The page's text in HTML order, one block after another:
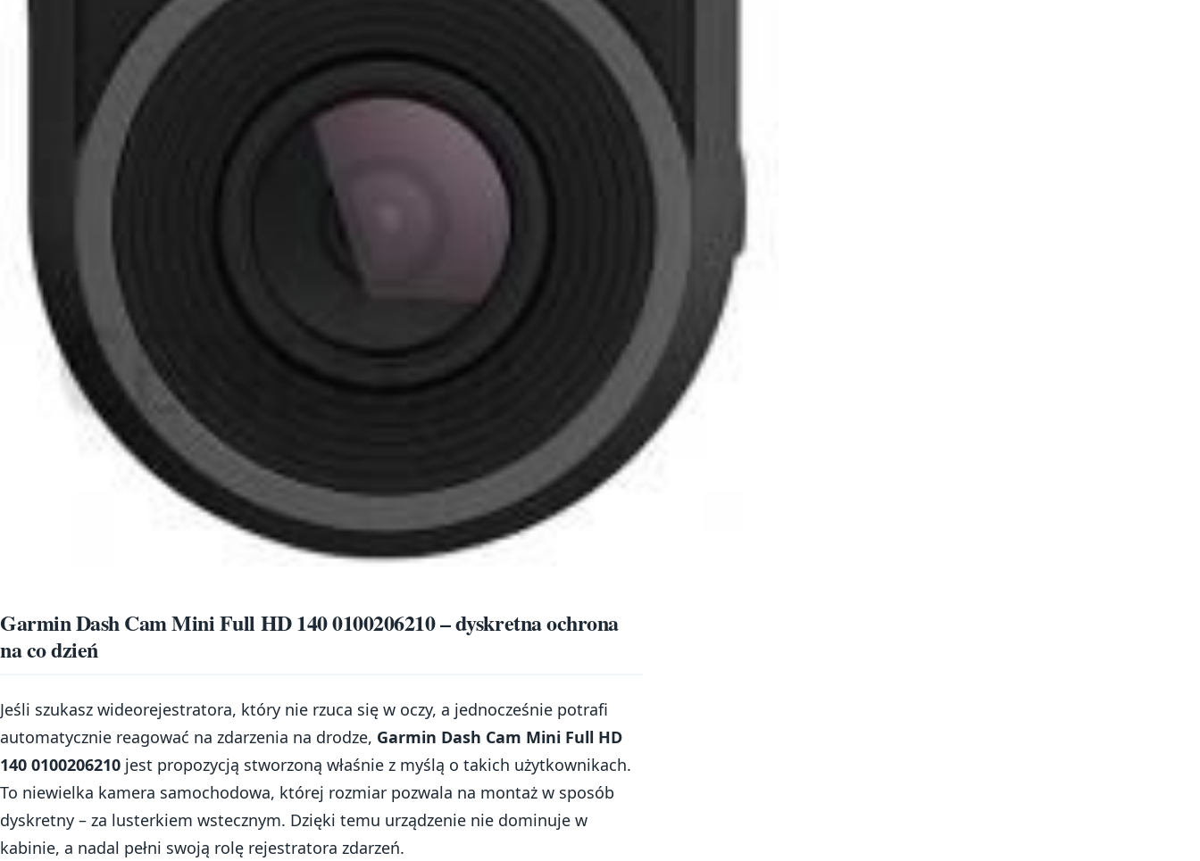
Garmin Dash Cam Mini Full HD 140 0100206210 – dyskretna ochrona
na co dzień
Jeśli szukasz wideorejestratora, który nie rzuca się w oczy, a jednocześnie potrafi
automatycznie reagować na zdarzenia na drodze, Garmin Dash Cam Mini Full HD
140 0100206210 jest propozycją stworzoną właśnie z myślą o takich użytkownikach.
To niewielka kamera samochodowa, której rozmiar pozwala na montaż w sposób
dyskretny – za lusterkiem wstecznym. Dzięki temu urządzenie nie dominuje w
kabinie, a nadal pełni swoją rolę rejestratora zdarzeń.